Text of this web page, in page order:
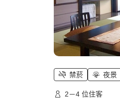
禁菸 夜景
2－4 位住客